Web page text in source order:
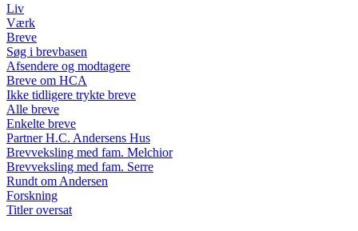
Liv
Værk
Breve
Søg i brevbasen
Afsendere og modtagere
Breve om HCA
Ikke tidligere trykte breve
Alle breve
Enkelte breve
Partner H.C. Andersens Hus
Brevveksling med fam. Melchior
Brevveksling med fam. Serre
Rundt om Andersen
Forskning
Titler oversat